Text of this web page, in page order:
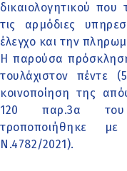
δικαιολογητικού
τις αρμόδιες
έλεγχο και την
Η παρούσα
τουλάχιστον πέντε
κοινοποίηση της
120 παρ.3α του
τροποποιήθηκε
Ν.4782/2021).